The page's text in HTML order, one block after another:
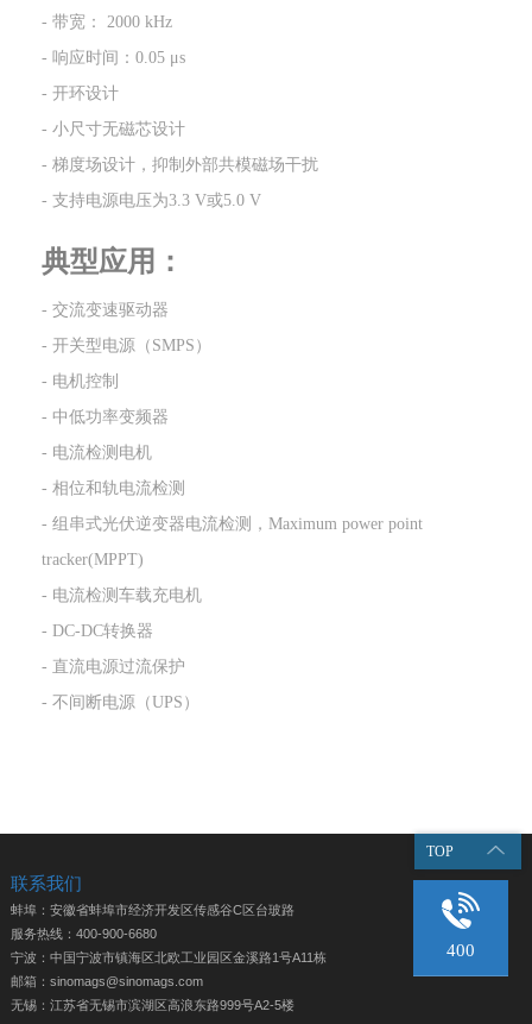
- 带宽： 2000 kHz
- 响应时间：0.05 μs
- 开环设计
- 小尺寸无磁芯设计
- 梯度场设计，抑制外部共模磁场干扰
- 支持电源电压为3.3 V或5.0 V
典型应用：
- 交流变速驱动器
- 开关型电源（SMPS）
- 电机控制
- 中低功率变频器
- 电流检测电机
- 相位和轨电流检测
- 组串式光伏逆变器电流检测，Maximum power point
tracker(MPPT)
- 电流检测车载充电机
- DC-DC转换器
- 直流电源过流保护
- 不间断电源（UPS）
TOP
联系我们
蚌埠：安徽省蚌埠市经济开发区传感谷C区台玻路
服务热线：400-900-6680
宁波：中国宁波市镇海区北欧工业园区金溪路1号A11栋
邮箱：sinomags@sinomags.com
无锡：江苏省无锡市滨湖区高浪东路999号A2-5楼
400